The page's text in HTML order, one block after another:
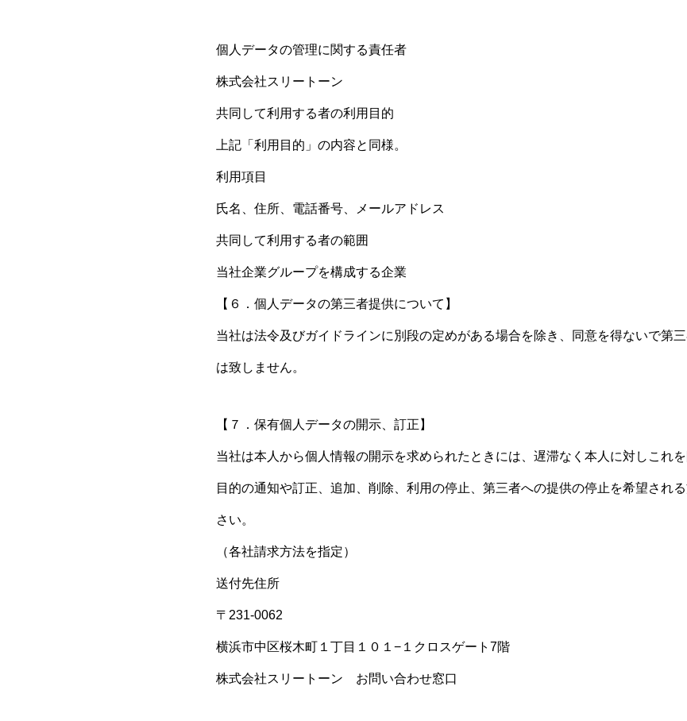
個人データの管理に関する責任者
株式会社スリートーン
共同して利用する者の利用目的
上記「利用目的」の内容と同様。
利用項目
氏名、住所、電話番号、メールアドレス
共同して利用する者の範囲
当社企業グループを構成する企業
【６．個人データの第三者提供について】
当社は法令及びガイドラインに別段の定めがある場合を除き、同意を得ないで第
は致しません。
【７．保有個人データの開示、訂正】
当社は本人から個人情報の開示を求められたときには、遅滞なく本人に対しこれ
目的の通知や訂正、追加、削除、利用の停止、第三者への提供の停止を希望され
さい。
（各社請求方法を指定）
送付先住所
〒231-0062
横浜市中区桜木町１丁目１０１−１クロスゲート7階
株式会社スリートーン お問い合わせ窓口